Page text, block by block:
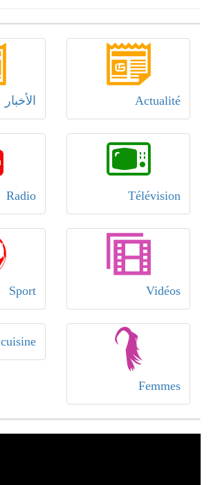
Actualité الأخبار
Télévision
Radio
Vidéos
Sport
Femmes
cuisine